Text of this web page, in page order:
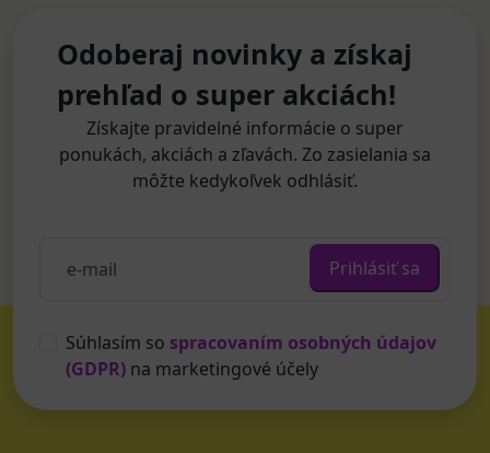
Odoberaj novinky a získaj
prehľad o super akciách!
Získajte pravidelné informácie o super
ponukách, akciách a zľavách. Zo zasielania sa
môžte kedykoľvek odhlásiť.
Prihlásiť sa
Súhlasím so spracovaním osobných údajov
(GDPR) na marketingové účely